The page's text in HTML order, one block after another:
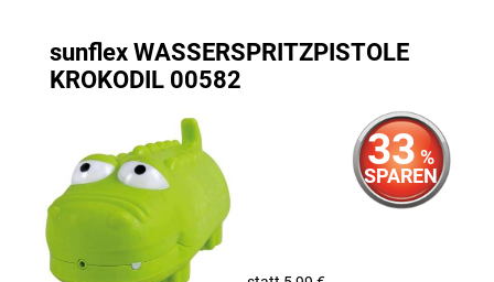
sunflex WASSERSPRITZPISTOLE
KROKODIL 00582
33 %
SPAREN